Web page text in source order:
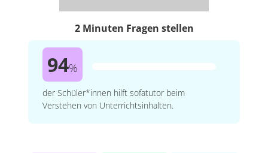
2 Minuten Fragen stellen
94%
der Schüler*innen hilft sofatutor beim
Verstehen von Unterrichtsinhalten.